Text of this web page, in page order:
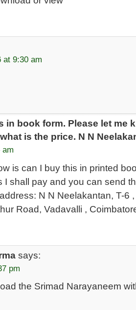
at 9:30 am
in book form. Please let me
is the price. N N
am
is can I buy this in printed
I shall pay and you can send
N N Neelakantan, T-6
Road, Vadavalli ,
says:
pm
the Srimad Narayaneem